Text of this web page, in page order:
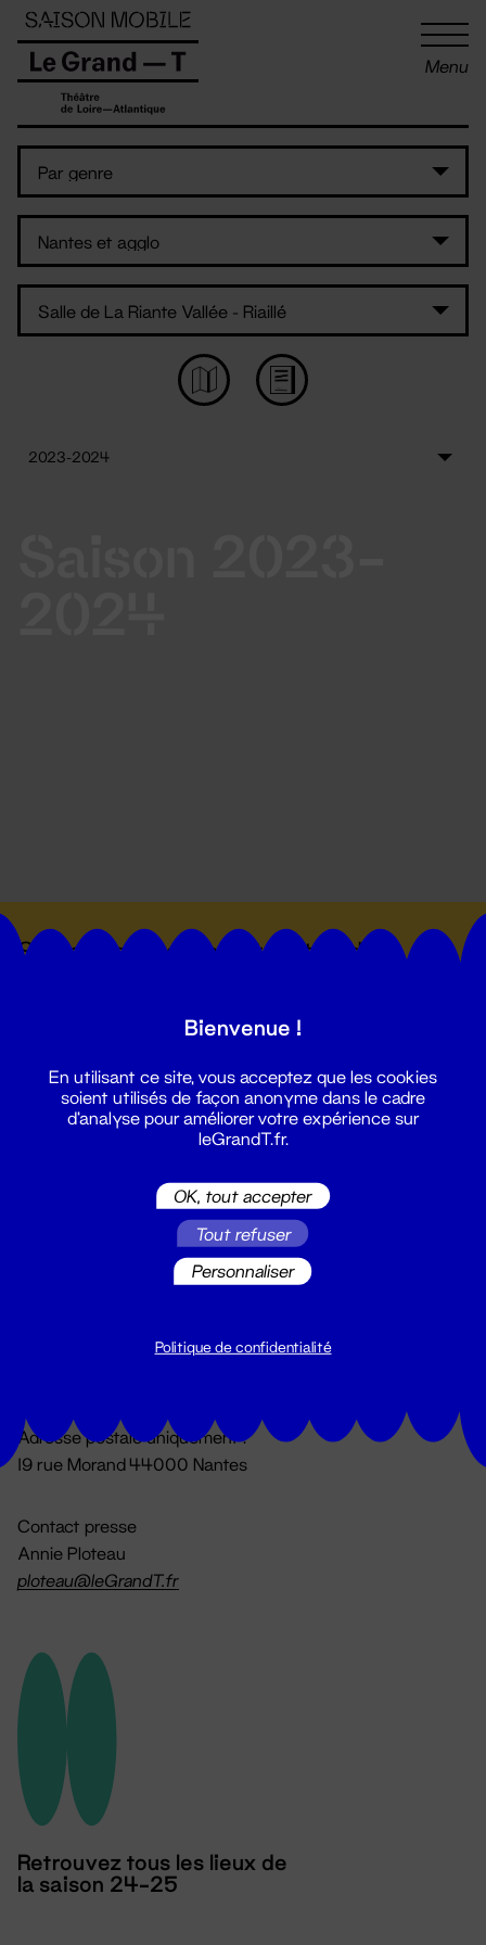
Menu
Suivez toutes les actualités du
Du lundi au vendredi 14h → 18h
Adresse postale uniquement :
19 rue Morand 44000 Nantes
Contact presse
Annie Ploteau
ploteau@leGrandT.fr
Retrouvez tous les lieux de
la saison 24-25
Panneau de gestion des cookies
Bienvenue !
En utilisant ce site, vous acceptez que les cookies
soient utilisés de façon anonyme dans le cadre
d'analyse pour améliorer votre expérience sur
leGrandT.fr.
OK, tout accepter
Tout refuser
Personnaliser
Politique de confidentialité